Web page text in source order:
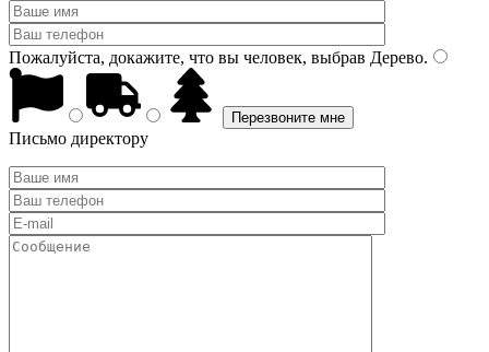
Пожалуйста, докажите, что вы человек, выбрав Дерево.
Письмо директору